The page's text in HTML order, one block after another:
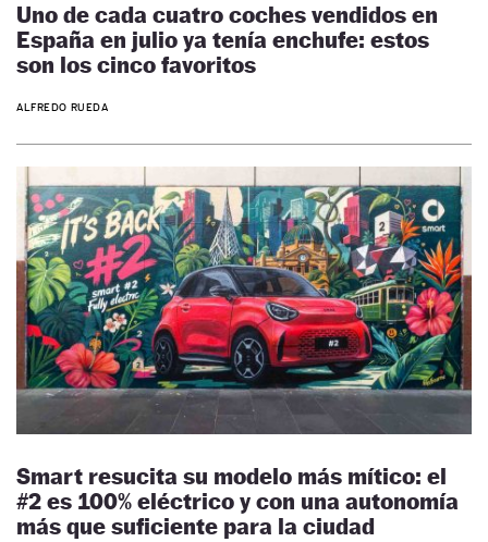
Uno de cada cuatro coches vendidos en
España en julio ya tenía enchufe: estos
son los cinco favoritos
ALFREDO RUEDA
Smart resucita su modelo más mítico: el
#2 es 100% eléctrico y con una autonomía
más que suficiente para la ciudad